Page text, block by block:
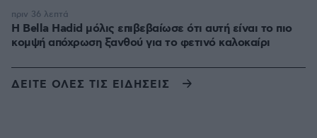
Η Bella Hadid μόλις επιβεβαίωσε ότι αυτή είναι το πιο
κομψή απόχρωση ξανθού για το φετινό καλοκαίρι
πριν 36 λεπτά
ΔΕΙΤΕ ΟΛΕΣ ΤΙΣ ΕΙΔΗΣΕΙΣ